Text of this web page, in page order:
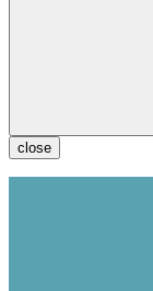
close